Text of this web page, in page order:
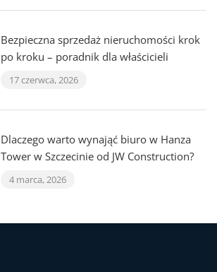
Bezpieczna sprzedaż nieruchomości krok
po kroku – poradnik dla właścicieli
17 czerwca, 2026
Dlaczego warto wynająć biuro w Hanza
Tower w Szczecinie od JW Construction?
4 marca, 2026